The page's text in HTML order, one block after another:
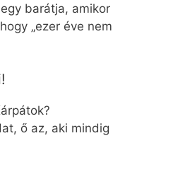
barátja, amikor
„ezer éve nem
ő az, aki mindig